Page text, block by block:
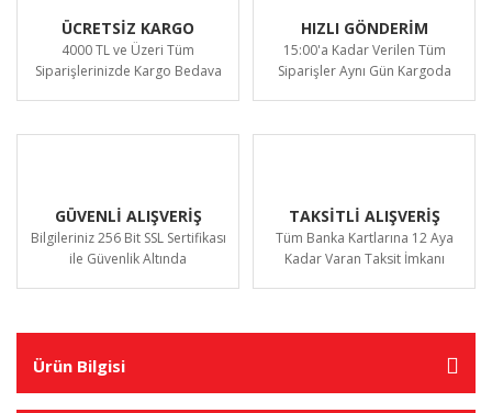
ÜCRETSİZ KARGO
4000 TL ve Üzeri Tüm
Siparişlerinizde Kargo Bedava
HIZLI GÖNDERİM
15:00'a Kadar Verilen Tüm
Siparişler Aynı Gün Kargoda
GÜVENLİ ALIŞVERİŞ
Bilgileriniz 256 Bit SSL Sertifikası
ile Güvenlik Altında
TAKSİTLİ ALIŞVERİŞ
Tüm Banka Kartlarına 12 Aya
Kadar Varan Taksit İmkanı
Ürün Bilgisi